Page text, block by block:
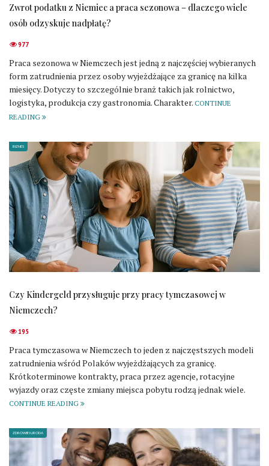
Zwrot podatku z Niemiec a praca sezonowa – dlaczego wiele
osób odzyskuje nadpłatę?
977
Praca sezonowa w Niemczech jest jedną z najczęściej wybieranych
form zatrudnienia przez osoby wyjeżdżające za granicę na kilka
miesięcy. Dotyczy to szczególnie branż takich jak rolnictwo,
logistyka, produkcja czy gastronomia. Charakter. CONTINUE
READING
BIZNES
Czy Kindergeld przysługuje przy pracy tymczasowej w
Niemczech?
195
Praca tymczasowa w Niemczech to jeden z najczęstszych modeli
zatrudnienia wśród Polaków wyjeżdżających za granicę.
Krótkoterminowe kontrakty, praca przez agencje, rotacyjne
wyjazdy oraz częste zmiany miejsca pobytu rodzą jednak wiele.
CONTINUE READING
ZDROWIE I URODA